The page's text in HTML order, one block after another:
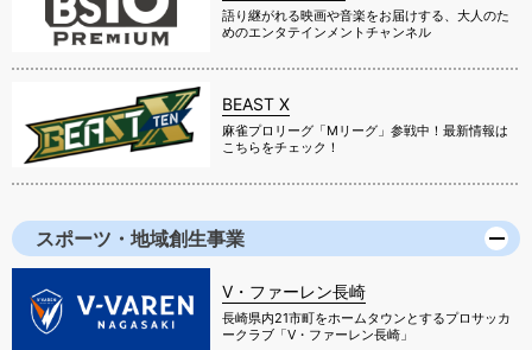
語り継がれる映画や音楽をお届けする、大人のた
めのエンタテインメントチャンネル
BEAST X
麻雀プロリーグ「Mリーグ」参戦中！最新情報は
こちらをチェック！
スポーツ・地域創生事業
V・ファーレン長崎
長崎県内21市町をホームタウンとするプロサッカ
ークラブ「V・ファーレン長崎」